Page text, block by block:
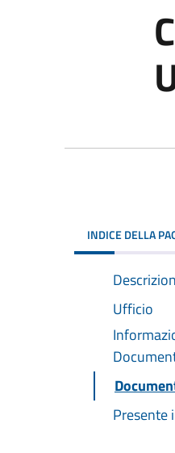
INDICE DELLA
Ufficio
Presente